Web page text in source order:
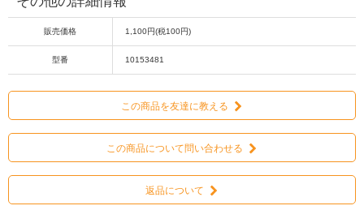
販売価格 1,100円(税100円)
型番 10153481
この商品を友達に教える
この商品について問い合わせる
返品について